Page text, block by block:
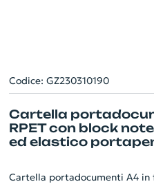
Codice: GZ230310190
Cartella
RPET con block
ed elastico
Cartella portadocumenti A4 in